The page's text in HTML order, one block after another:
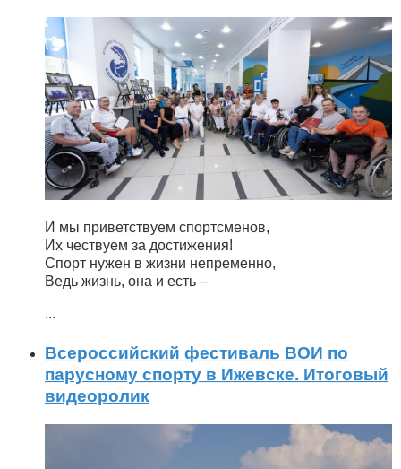
И мы приветствуем спортсменов,
Их чествуем за достижения!
Спорт нужен в жизни непременно,
Ведь жизнь, она и есть –
...
Всероссийский фестиваль ВОИ по
парусному спорту в Ижевске. Итоговый
видеоролик